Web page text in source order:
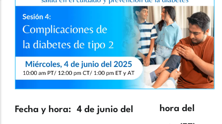
Image
Fecha y hora 4 de junio del Zona
hora del